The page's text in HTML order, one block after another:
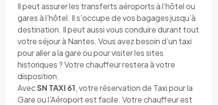
Il peut assurer les transferts aéroports à l’hôtel ou
gares à l’hôtel. Il s’occupe de vos bagages jusqu’à
destination. Il peut aussi vous conduire durant tout
votre séjour à Nantes. Vous avez besoin d’un taxi
pour aller a la gare ou pour visiter les sites
historiques ? Votre chauffeur restera à votre
disposition.
AvecSN TAXI 61, votre réservation de Taxi pour la
Gare ou l’Aéroport est facile. Votre chauffeur est